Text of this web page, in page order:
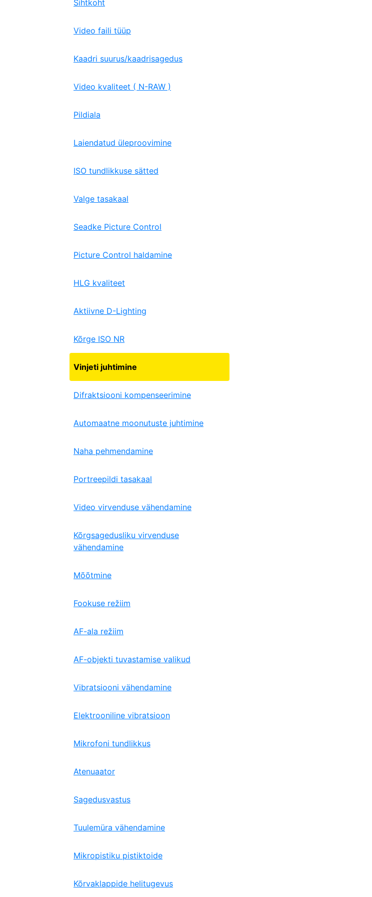
Sihtkoht
Video faili tüüp
Kaadri suurus/kaadrisagedus
Video kvaliteet ( N-RAW )
Pildiala
Laiendatud üleproovimine
ISO tundlikkuse sätted
Valge tasakaal
Seadke Picture Control
Picture Control haldamine
HLG kvaliteet
Aktiivne D-Lighting
Kõrge ISO NR
Vinjeti juhtimine
Difraktsiooni kompenseerimine
Automaatne moonutuste juhtimine
Naha pehmendamine
Portreepildi tasakaal
Video virvenduse vähendamine
Kõrgsagedusliku virvenduse
vähendamine
Mõõtmine
Fookuse režiim
AF-ala režiim
AF-objekti tuvastamise valikud
Vibratsiooni vähendamine
Elektrooniline vibratsioon
Mikrofoni tundlikkus
Atenuaator
Sagedusvastus
Tuulemüra vähendamine
Mikropistiku pistiktoide
Kõrvaklappide helitugevus